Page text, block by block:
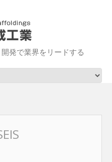
発で業界をリードする